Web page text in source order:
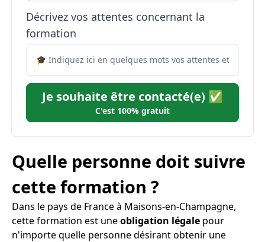
Décrivez vos attentes concernant la
formation
Je souhaite être contacté(e) ✅
C'est 100% gratuit
Quelle personne doit suivre
cette formation ?
Dans le pays de France à Maisons-en-Champagne,
cette formation est uneobligation légale pour
n'importe quelle personne désirant obtenir une